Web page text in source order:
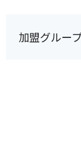
加盟グルー